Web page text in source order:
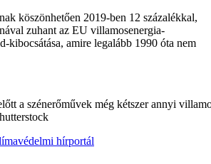
köszönhetően 2019-ben 12 százalékkal,
zuhant az EU villamosenergia-
kibocsátása, amire legalább 1990 óta nem
a szénerőművek még kétszer annyi
hírportál